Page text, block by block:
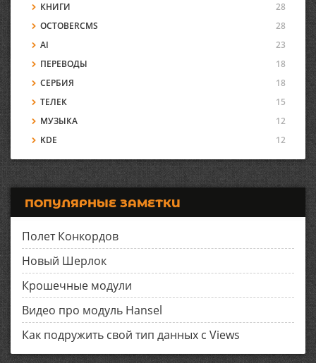
КНИГИ
28
OCTOBERCMS
28
AI
23
ПЕРЕВОДЫ
18
СЕРБИЯ
18
ТЕЛЕК
15
МУЗЫКА
12
KDE
12
ПОПУЛЯРНЫЕ ЗАМЕТКИ
Полет Конкордов
Новый Шерлок
Крошечные модули
Видео про модуль Hansel
Как подружить свой тип данных с Views